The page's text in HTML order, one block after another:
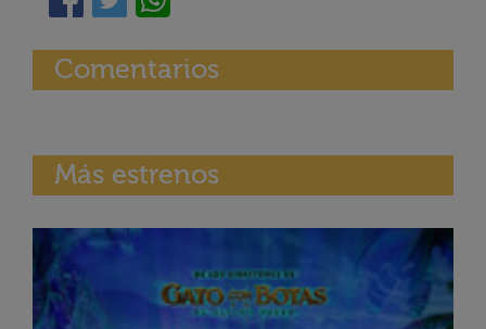
Comentarios
Más estrenos